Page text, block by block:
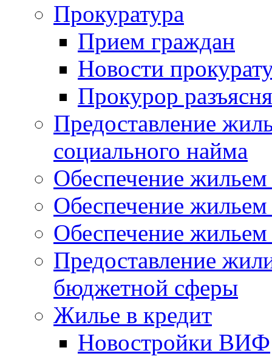
Прокуратура
Прием граждан
Новости
Прокурор
Предоставление
социального найма
Обеспечение
Обеспечение
Обеспечение жильем
Предоставление
бюджетной сферы
Жилье в кредит
Новостройки ВИФ